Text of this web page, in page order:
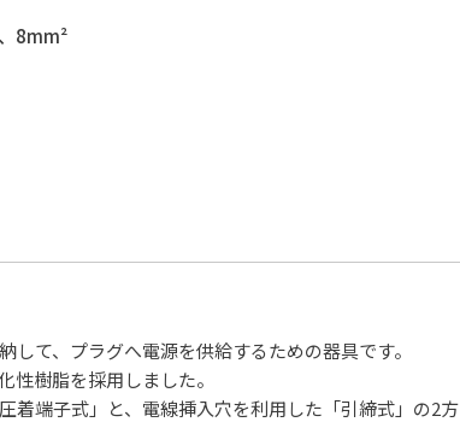
8mm²
て、プラグへ電源を供給するための器具です。
性樹脂を採用しました。
着端子式」と、電線挿入穴を利用した「引締式」の2方